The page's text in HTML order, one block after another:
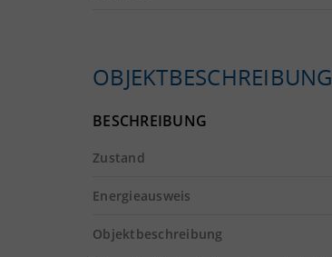
OBJEKTBESCHREIBUNG
BESCHREIBUNG
Zustand
Energieausweis
Objektbeschreibung